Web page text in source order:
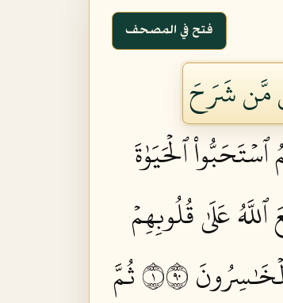
فتح في المصحف
مَّن شَرَحَ
ٱلۡحَيَوٰةَ
عَلَىٰ قُلُوبِهِمۡ
١٠٩
ثُمَّ